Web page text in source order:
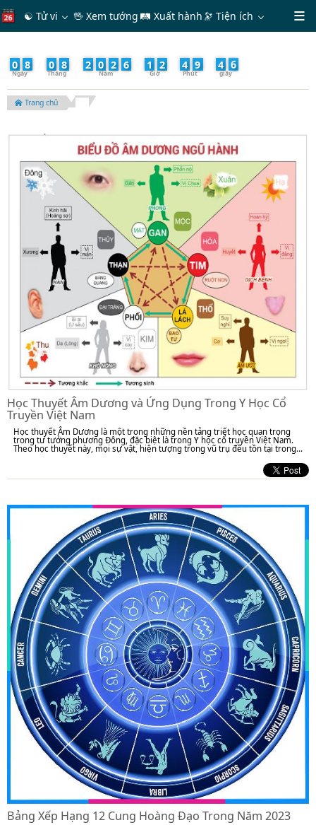
☯ Tử vi 🖖 Xem tướng 🛤 Xuất hành 🔭Tiện ích
0 8 0 8 2 0 2 6 1 2 4 9 4 8
Trang chủ
Học Thuyết Âm Dương và Ứng Dụng Trong Y Học Cổ
Truyền Việt Nam
Học thuyết Âm Dương là một trong những nền tảng triết học quan trọng
trong tư tưởng phương Đông, đặc biệt là trong Y học cổ truyền Việt Nam.
Theo học thuyết này, mọi sự vật, hiện tượng trong vũ trụ đều tồn tại trong...
Bảng Xếp Hạng 12 Cung Hoàng Đạo Trong Năm 2023